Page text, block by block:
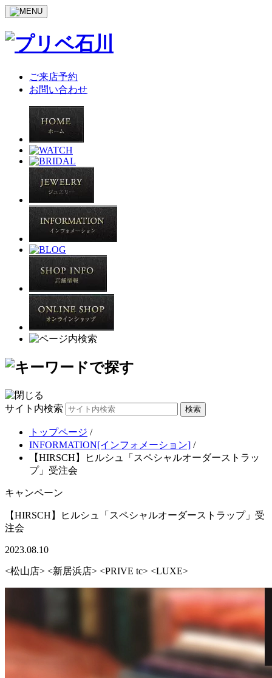
ご来店予約
お問い合わせ
サイト内検索
トップページ /
INFORMATION[インフォメーション] /
【HIRSCH】ヒルシュ「スペシャルオーダーストラッ
プ」受注会
キャンペーン
【HIRSCH】ヒルシュ「スペシャルオーダーストラップ」受
注会
2023.08.10
<松山店> <新居浜店> <PRIVE tc> <LUXE>